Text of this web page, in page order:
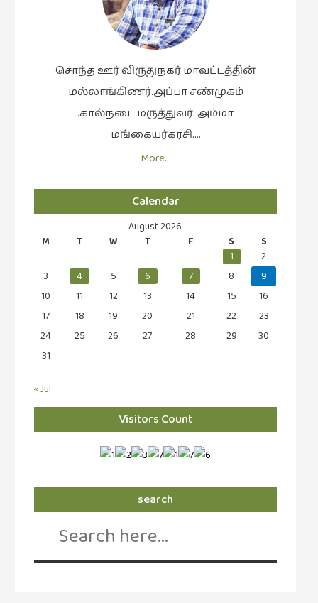
சொந்த ஊர் விருதுநகர் மாவட்டத்தின்
மல்லாங்கிணர்.அப்பா சண்முகம்
.கால்நடை மருத்துவர். அம்மா
மங்கையர்கரசி….
More…
Calendar
August 2026
M
T W T F S
S
1
2
3
4 5 6 7 8
9
10
11 12 13 14 15
16
17
18 19 20 21 22
23
24
25 26 27 28 29
30
31
« Jul
Visitors Count
search
Search